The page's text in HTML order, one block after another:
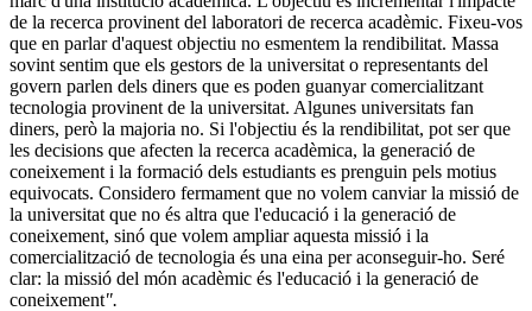
de la recerca provinent del laboratori de recerca acadèmic. Fixeu-vos
que en parlar d'aquest objectiu no esmentem la rendibilitat. Massa
sovint sentim que els gestors de la universitat o representants del
govern parlen dels diners que es poden guanyar comercialitzant
tecnologia provinent de la universitat. Algunes universitats fan
diners, però la majoria no. Si l'objectiu és la rendibilitat, pot ser que
les decisions que afecten la recerca acadèmica, la generació de
coneixement i la formació dels estudiants es prenguin pels motius
equivocats. Considero fermament que no volem canviar la missió de
la universitat que no és altra que l'educació i la generació de
coneixement, sinó que volem ampliar aquesta missió i la
comercialització de tecnologia és una eina per aconseguir-ho. Seré
clar: la missió del món acadèmic és l'educació i la generació de
coneixement".